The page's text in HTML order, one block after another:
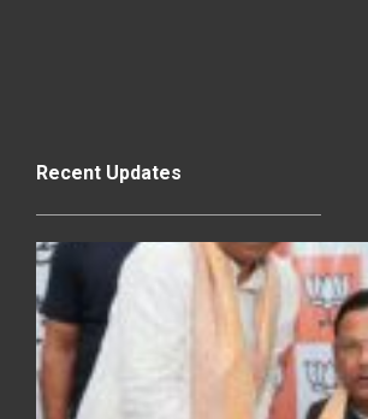
Recent Updates